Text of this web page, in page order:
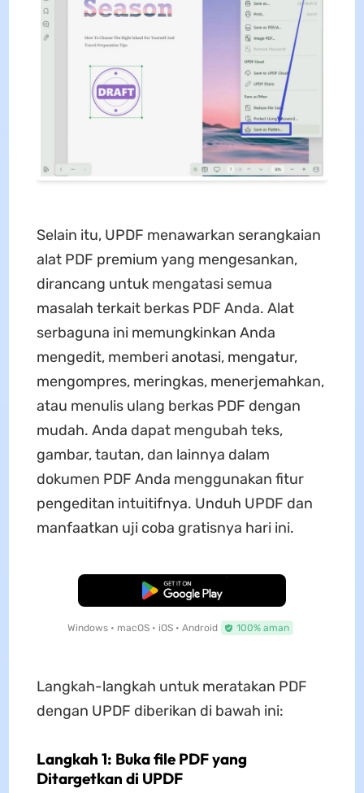
Selain itu, UPDF menawarkan serangkaian
alat PDF premium yang mengesankan,
dirancang untuk mengatasi semua
masalah terkait berkas PDF Anda. Alat
serbaguna ini memungkinkan Anda
mengedit, memberi anotasi, mengatur,
mengompres, meringkas, menerjemahkan,
atau menulis ulang berkas PDF dengan
mudah. Anda dapat mengubah teks,
gambar, tautan, dan lainnya dalam
dokumen PDF Anda menggunakan fitur
pengeditan intuitifnya. Unduh UPDF dan
manfaatkan uji coba gratisnya hari ini.
Unduh Gratis
Windows • macOS • iOS • Android 100% aman
Langkah-langkah untuk meratakan PDF
dengan UPDF diberikan di bawah ini:
Langkah 1: Buka file PDF yang
Ditargetkan di UPDF